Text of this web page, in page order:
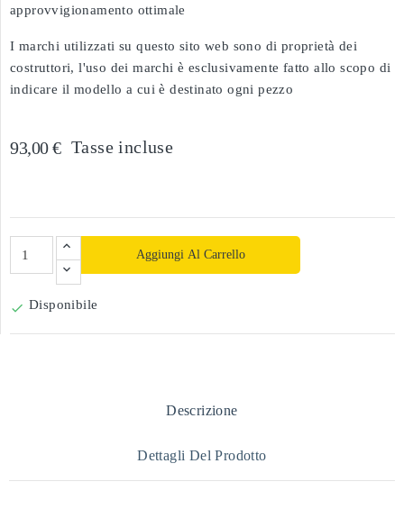
approvvigionamento ottimale
I marchi utilizzati su questo sito web sono di proprietà dei
costruttori, l'uso dei marchi è esclusivamente fatto allo scopo di
indicare il modello a cui è destinato ogni pezzo
93,00 € Tasse incluse
Aggiungi Al Carrello
 Disponibile
Descrizione
Dettagli Del Prodotto